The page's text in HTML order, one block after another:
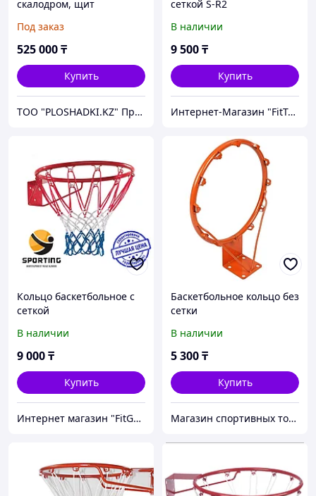
скалодром, щит
лазалка
Под заказ
525 000₸
Купить
ТОО "PLOSHADKI.KZ" Производство малых архитектурных форм
сеткой S-R2
В наличии
9 500₸
Купить
Интернет-Магазин "FitTop"
Кольцо баскетбольное с
сеткой
В наличии
9 000₸
Купить
Интернет магазин "FitGood.kz"
Баскетбольное кольцо без
сетки
В наличии
5 300₸
Купить
Магазин спортивных товаров ABKSPORT